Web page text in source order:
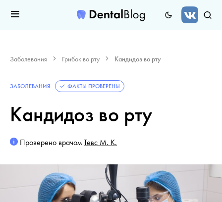
Заболевания Грибок во рту Кандидоз во рту
ЗАБОЛЕВАНИЯ ФАКТЫ ПРОВЕРЕНЫ
Кандидоз во рту
Проверено врачомТевс М. К.